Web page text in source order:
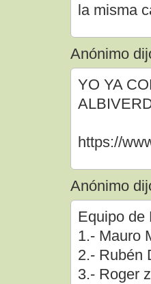
la misma
Anónimo
YO YA
https://
Anónimo
Equipo de
1.- Mauro
2.- Rubén
3.- Roger